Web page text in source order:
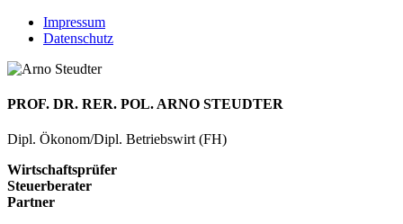
Impressum
Datenschutz
PROF. DR. RER. POL. ARNO STEUDTER
Dipl. Ökonom/Dipl. Betriebswirt (FH)
Wirtschaftsprüfer
Steuerberater
Partner